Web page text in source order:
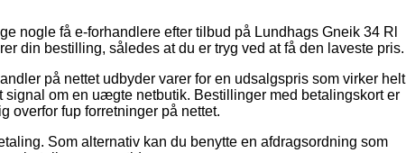
nogle få e-forhandlere efter tilbud på Lundhags Gneik 34 Rl
din bestilling, således at du er tryg ved at få den laveste pris.
på nettet udbyder varer for en udsalgspris som virker helt
om en uægte netbutik. Bestillinger med betalingskort er
overfor fup forretninger på nettet.
Som alternativ kan du benytte en afdragsordning som